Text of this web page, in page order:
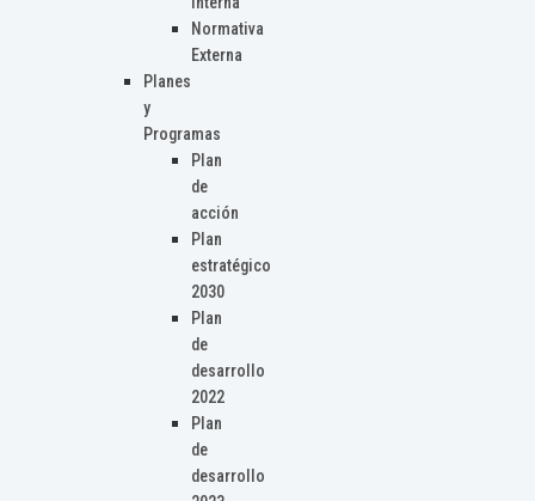
Normativa
Externa
Planes
y
Programas
Plan
de
acción
Plan
estratégico
2030
Plan
de
desarrollo
2022
Plan
de
desarrollo